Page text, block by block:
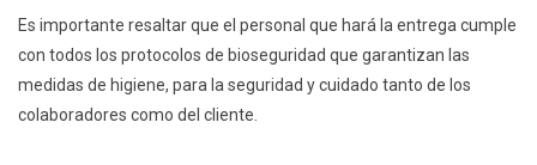
Es importante resaltar que el personal que hará la entrega cumple
con todos los protocolos de bioseguridad que garantizan las
medidas de higiene, para la seguridad y cuidado tanto de los
colaboradores como del cliente.